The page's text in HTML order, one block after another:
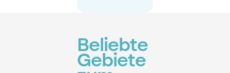
Beliebte
Gebiete